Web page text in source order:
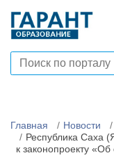
Главная Новости
Республика Саха
к законопроекту